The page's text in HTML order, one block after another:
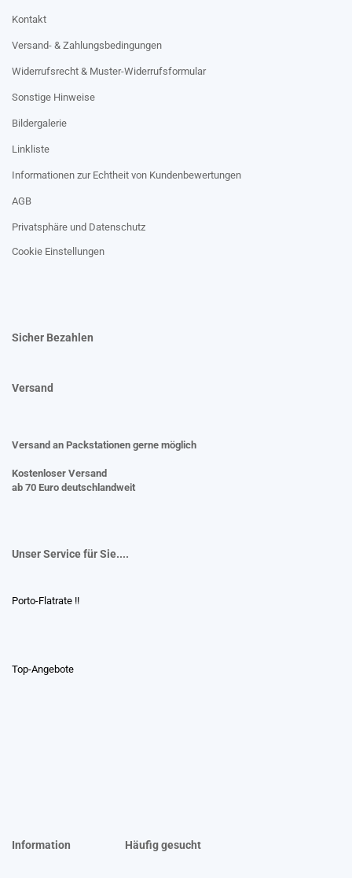
Kontakt
Versand- & Zahlungsbedingungen
Widerrufsrecht & Muster-Widerrufsformular
Sonstige Hinweise
Bildergalerie
Linkliste
Informationen zur Echtheit von Kundenbewertungen
AGB
Privatsphäre und Datenschutz
Cookie Einstellungen
Sicher Bezahlen
Versand
Versand an Packstationen gerne möglich
Kostenloser Versand
ab 70 Euro deutschlandweit
Unser Service für Sie....
Porto-Flatrate !!
Top-Angebote
Information Häufig gesucht